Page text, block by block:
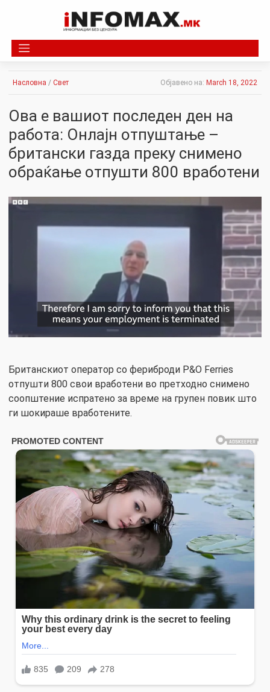
Насловна / Свет Објавено на: March 18, 2022
Ова е вашиот последен ден на
работа: Онлајн отпуштање –
британски газда преку снимено
обраќање отпушти 800 вработени
Британскиот оператор со фериброди P&O Ferries
отпушти 800 свои вработени во претходно снимено
соопштение испратено за време на групен повик што
ги шокираше вработените.